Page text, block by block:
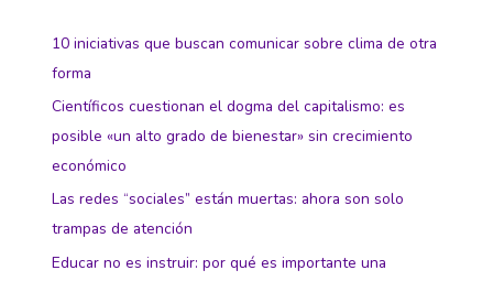
10 iniciativas que buscan comunicar sobre clima de otra
forma
Científicos cuestionan el dogma del capitalismo: es
posible «un alto grado de bienestar» sin crecimiento
económico
Las redes “sociales” están muertas: ahora son solo
trampas de atención
Educar no es instruir: por qué es importante una